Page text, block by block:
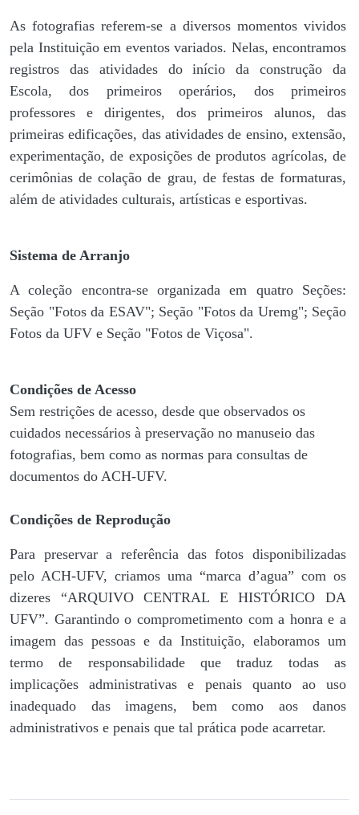
As fotografias referem-se a diversos momentos vividos
pela Instituição em eventos variados. Nelas, encontramos
registros das atividades do início da construção da
Escola, dos primeiros operários, dos primeiros
professores e dirigentes, ​dos primeiros alunos, das
primeiras edificações, das atividades de ensino, extensão,
experimentação, de exposições de produtos agrícolas, de
cerimônias de colação de grau, de festas de formaturas,
além de atividades culturais, artísticas e esportivas.
Sistema de Arranjo
A coleção encontra-se organizada em quatro Seções:
Seção "Fotos da ESAV"; Seção "Fotos da Uremg"; Seção
Fotos da UFV e Seção "Fotos de Viçosa".
Condições de Acesso
Sem restrições de acesso, desde que observados os
cuidados necessários à preservação no manuseio das
fotografias, bem como as normas para consultas de
documentos do ACH-UFV.
Condições de Reprodução
Para preservar a referência das fotos disponibilizadas
pelo ACH-UFV, criamos uma “marca d’agua” com os
dizeres “ARQUIVO CENTRAL E HISTÓRICO DA
UFV”. Garantindo o comprometimento com a honra e a
imagem das pessoas e da Instituição, elaboramos um
termo de responsabilidade que traduz todas as
implicações administrativas e penais quanto ao uso
inadequado das imagens, bem como aos danos
administrativos e penais que tal prática pode acarretar.